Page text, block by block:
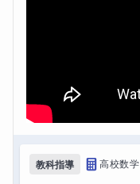
教科指導 高校数学